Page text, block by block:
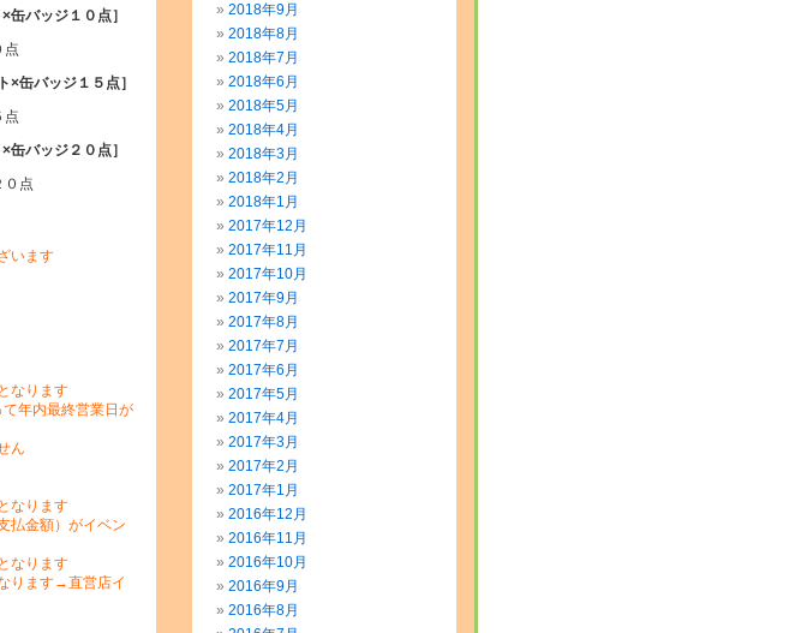
バッジ１０点］
点
缶バッジ１５点］
点
バッジ２０点］
０点
います
なります
年内最終営業日が
ん
なります
払金額）がイベン
なります
ります→直営店イ
2018年9月
2018年8月
2018年7月
2018年6月
2018年5月
2018年4月
2018年3月
2018年2月
2018年1月
2017年12月
2017年11月
2017年10月
2017年9月
2017年8月
2017年7月
2017年6月
2017年5月
2017年4月
2017年3月
2017年2月
2017年1月
2016年12月
2016年11月
2016年10月
2016年9月
2016年8月